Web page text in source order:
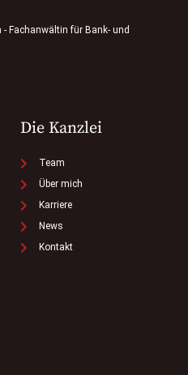
Fachanwältin für Bank- und
Die Kanzlei
Team
Über mich
Karriere
News
Kontakt